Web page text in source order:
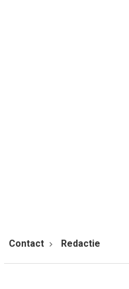
Contact Redactie